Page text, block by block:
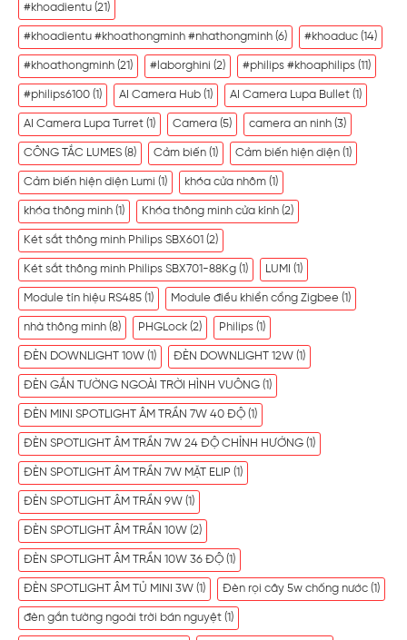
#khoadientu (21)
#khoadientu #khoathongminh #nhathongminh (6) #khoaduc (14)
#khoathongminh (21) #laborghini (2) #philips #khoaphilips (11)
#philips6100 (1) AI Camera Hub (1) AI Camera Lupa Bullet (1)
AI Camera Lupa Turret (1) Camera (5) camera an ninh (3)
CÔNG TẮC LUMES (8) Cảm biến (1) Cảm biến hiện diện (1)
Cảm biến hiện diện Lumi (1) khóa cửa nhôm (1)
khóa thông minh (1) Khóa thông minh cửa kính (2)
Két sắt thông minh Philips SBX601 (2)
Két sắt thông minh Philips SBX701-88Kg (1) LUMI (1)
Module tín hiệu RS485 (1) Module điều khiển cổng Zigbee (1)
nhà thông minh (8) PHGLock (2) Philips (1)
ĐÈN DOWNLIGHT 10W (1) ĐÈN DOWNLIGHT 12W (1)
ĐÈN GẮN TƯỜNG NGOÀI TRỜI HÌNH VUÔNG (1)
ĐÈN MINI SPOTLIGHT ÂM TRẦN 7W 40 ĐỘ (1)
ĐÈN SPOTLIGHT ÂM TRẦN 7W 24 ĐỘ CHỈNH HƯỚNG (1)
ĐÈN SPOTLIGHT ÂM TRẦN 7W MẶT ELIP (1)
ĐÈN SPOTLIGHT ÂM TRẦN 9W (1)
ĐÈN SPOTLIGHT ÂM TRẦN 10W (2)
ĐÈN SPOTLIGHT ÂM TRẦN 10W 36 ĐỘ (1)
ĐÈN SPOTLIGHT ÂM TỦ MINI 3W (1) Đèn rọi cây 5w chống nước (1)
đèn gắn tường ngoài trời bán nguyệt (1)